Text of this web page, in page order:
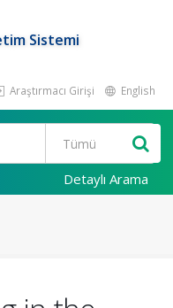
Sistemi
Araştırmacı Girişi English
Detaylı Arama